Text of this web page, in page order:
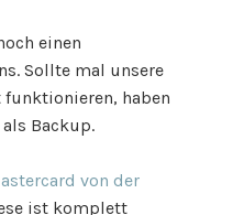
einen
Sollte mal unsere
funktionieren, haben
Backup.
von der
ist komplett